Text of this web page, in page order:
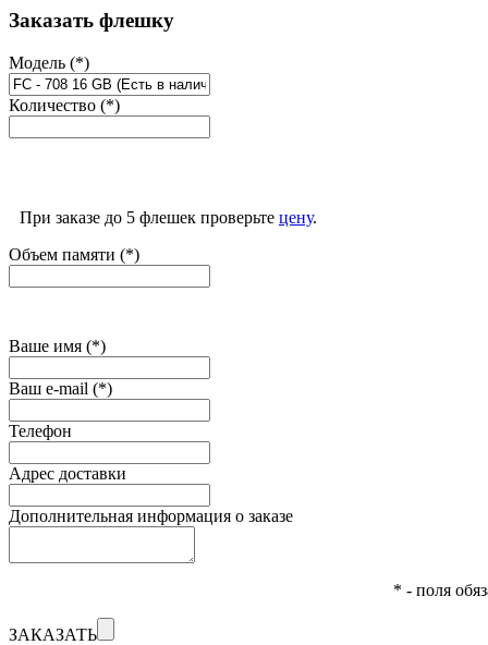
Заказать флешку
Модель (*)
Количество (*)
При заказе до 5 флешек проверьте цену.
Объем памяти (*)
Ваше имя (*)
Ваш e-mail (*)
Телефон
Адрес доставки
Дополнительная информация о заказе
* - поля
ЗАКАЗАТЬ